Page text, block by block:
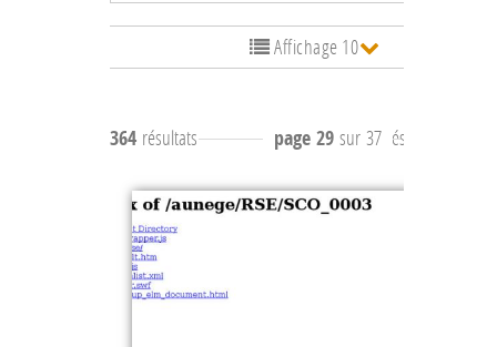
Affichage 10
364 résultats page 29 sur 37 résultats